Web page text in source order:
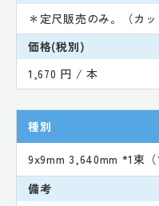
＊定尺販売のみ。（カッ
価格(税別)
1,670 円 / 本
種別
9x9mm 3,640mm *1束（
備考